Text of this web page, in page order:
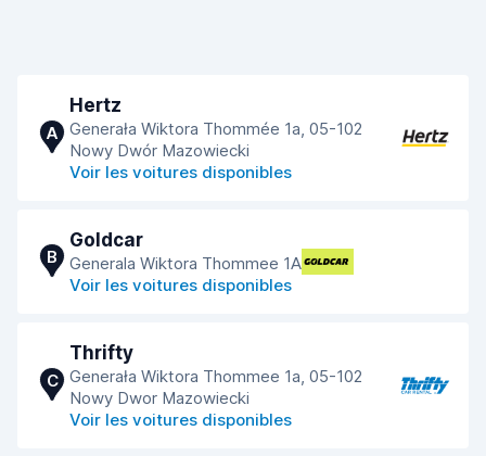
A
Hertz
Generała Wiktora Thommée 1a, 05-102
Nowy Dwór Mazowiecki
Voir les voitures disponibles
B
Goldcar
Generala Wiktora Thommee 1A
Voir les voitures disponibles
C
Thrifty
Generała Wiktora Thommee 1a, 05-102
Nowy Dwor Mazowiecki
Voir les voitures disponibles